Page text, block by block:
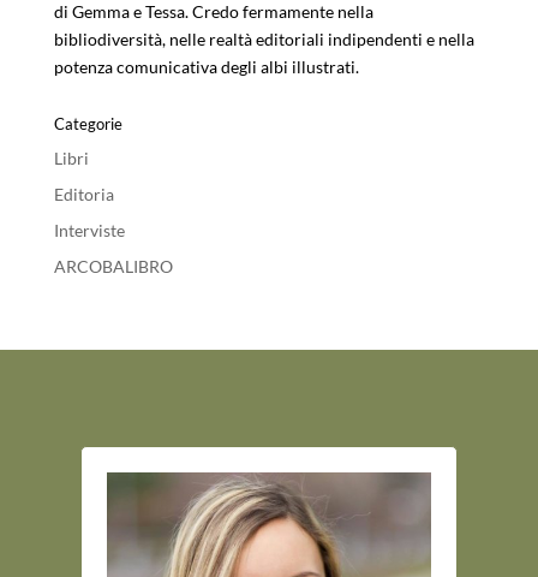
di Gemma e Tessa. Credo fermamente nella
bibliodiversità, nelle realtà editoriali indipendenti e nella
potenza comunicativa degli albi illustrati.
Categorie
Libri
Editoria
Interviste
ARCOBALIBRO